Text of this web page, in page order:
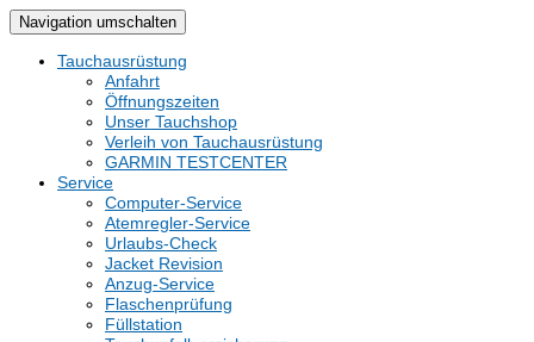
Navigation umschalten
Tauchausrüstung
Anfahrt
Öffnungszeiten
Unser Tauchshop
Verleih von Tauchausrüstung
GARMIN TESTCENTER
Service
Computer-Service
Atemregler-Service
Urlaubs-Check
Jacket Revision
Anzug-Service
Flaschenprüfung
Füllstation